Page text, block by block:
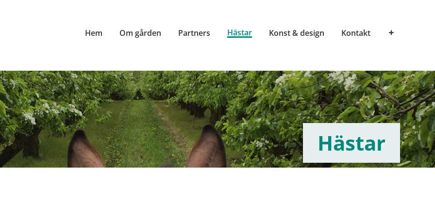
Hem Om gården Partners Hästar Konst & design Kontakt
Hästar